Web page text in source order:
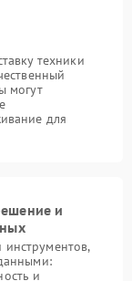
техники
могут
для
и
и